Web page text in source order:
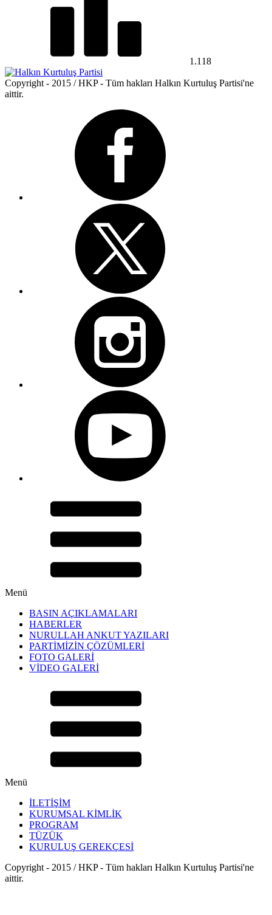
1.118
Copyright - 2015 / HKP - Tüm hakları Halkın Kurtuluş Partisi'ne
aittir.
Menü
BASIN AÇIKLAMALARI
HABERLER
NURULLAH ANKUT YAZILARI
PARTİMİZİN ÇÖZÜMLERİ
FOTO GALERİ
VİDEO GALERİ
Menü
İLETİŞİM
KURUMSAL KİMLİK
PROGRAM
TÜZÜK
KURULUŞ GEREKÇESİ
Copyright - 2015 / HKP - Tüm hakları Halkın Kurtuluş Partisi'ne
aittir.